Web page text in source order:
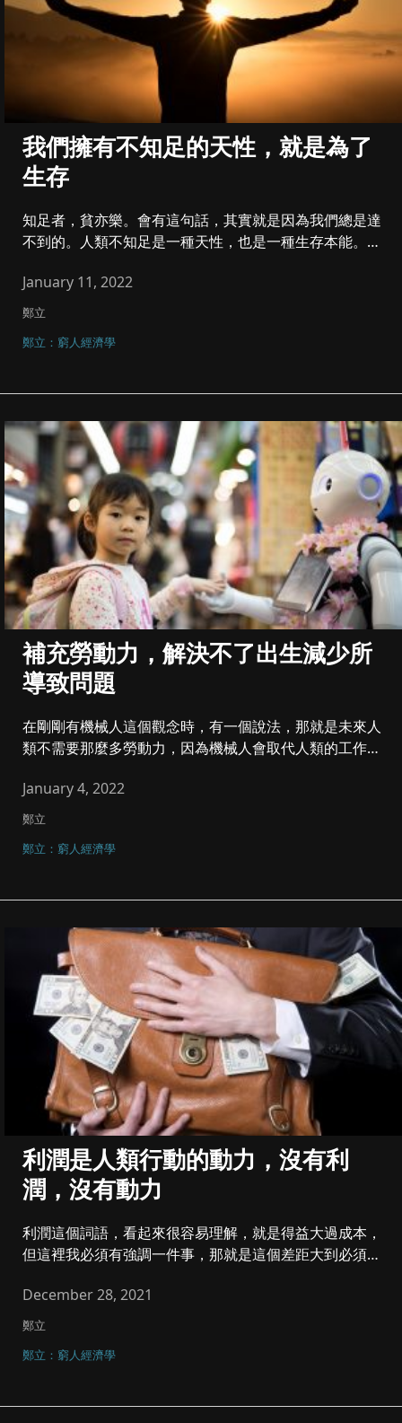
我們擁有不知足的天性，就是為了
生存
知足者，貧亦樂。會有這句話，其實就是因為我們總是達
不到的。人類不知足是一種天性，也是一種生存本能。不
January 11, 2022
鄭立
鄭立：窮人經濟學
補充勞動力，解決不了出生減少所
導致問題
在剛剛有機械人這個觀念時，有一個說法，那就是未來人
類不需要那麼多勞動力，因為機械人會取代人類的工作。
January 4, 2022
鄭立
鄭立：窮人經濟學
利潤是人類行動的動力，沒有利
潤，沒有動力
利潤這個詞語，看起來很容易理解，就是得益大過成本，
但這裡我必須有強調一件事，那就是這個差距大到必須讓
December 28, 2021
鄭立
鄭立：窮人經濟學